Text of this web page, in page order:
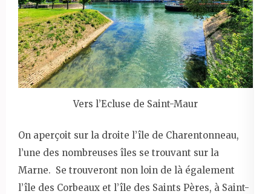
Vers l’Ecluse de Saint-Maur
On aperçoit sur la droite l’île de Charentonneau,
l’une des nombreuses îles se trouvant sur la
Marne. Se trouveront non loin de là également
l’île des Corbeaux et l’île des Saints Pères, à Saint-